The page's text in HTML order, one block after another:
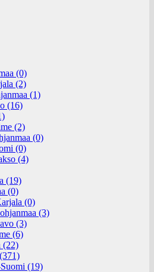
(0)
(2)
(1)
(16)
(2)
(0)
(0)
(4)
(19)
(0)
(0)
(3)
(3)
(6)
(22)
(19)